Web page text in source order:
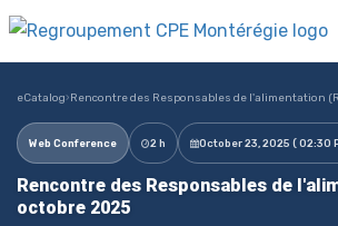
eCatalog›Rencontre des Responsables de l'alimentation
Web Conference 2 h October 23, 2025 ( 02:30
Rencontre des Responsables de
octobre 2025